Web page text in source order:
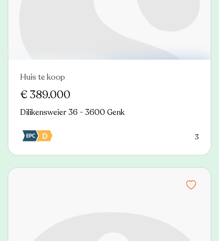
Nieuw
Huis te koop
€ 389.000
Dilikensweier 36 - 3600 Genk
3